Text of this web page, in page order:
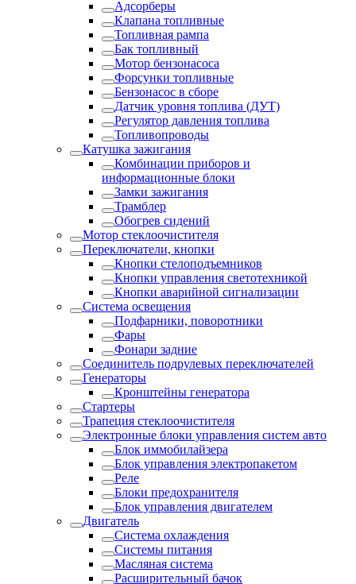
Адсорберы
Клапана топливные
Топливная рампа
Бак топливный
Мотор бензонасоса
Форсунки топливные
Бензонасос в сборе
Датчик уровня топлива (ДУТ)
Регулятор давления топлива
Топливопроводы
Катушка зажигания
Комбинации приборов и
информационные блоки
Замки зажигания
Трамблер
Обогрев сидений
Мотор стеклоочистителя
Переключатели, кнопки
Кнопки стелоподъемников
Кнопки управления светотехникой
Кнопки аварийной сигнализации
Система освещения
Подфарники, поворотники
Фары
Фонари задние
Соединитель подрулевых переключателей
Генераторы
Кронштейны генератора
Стартеры
Трапеция стеклоочистителя
Электронные блоки управления систем авто
Блок иммобилайзера
Блок управления электропакетом
Реле
Блоки предохранителя
Блок управления двигателем
Двигатель
Система охлаждения
Системы питания
Масляная система
Расширительный бачок